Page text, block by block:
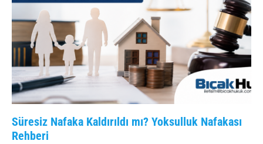
Süresiz Nafaka Kaldırıldı mı? Yoksulluk Nafakası
Rehberi